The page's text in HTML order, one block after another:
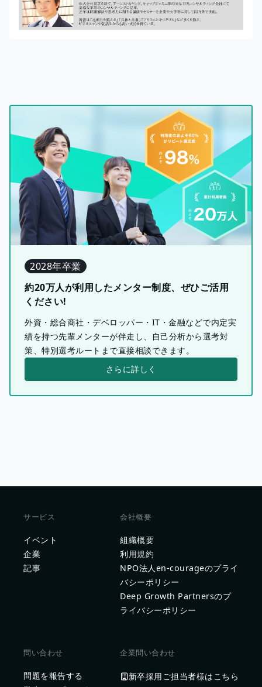
2028年卒業
約20万人が利用したメンター制度、ぜひご活用
ください!
外資・総合商社・デベロッパー・IT・金融などで内定実
績を持つ先輩メンターが伴走し、自己分析から選考対
策、特別選考ルートまで直接相談できます。
さらに詳しく
サービス
イベント
企業
記事
会社概要
組織概要
利用規約
NPO法人en-courageのプライ
バシーポリシー
Deep Growth Partnersのプ
ライバシーポリシー
問い合わせ
問題を報告する
企業問い合わせ
新卒採用ご担当者様はこちら